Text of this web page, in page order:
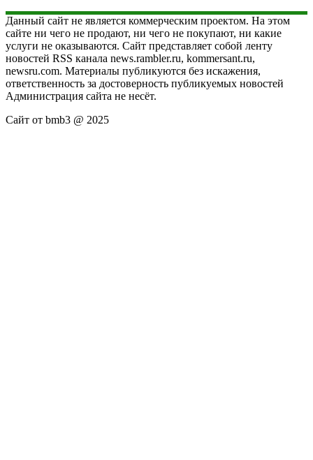
Данный сайт не является коммерческим проектом. На этом
сайте ни чего не продают, ни чего не покупают, ни какие
услуги не оказываются. Сайт представляет собой ленту
новостей RSS канала news.rambler.ru, kommersant.ru,
newsru.com. Материалы публикуются без искажения,
ответственность за достоверность публикуемых новостей
Администрация сайта не несёт.
Сайт от bmb3 @ 2025